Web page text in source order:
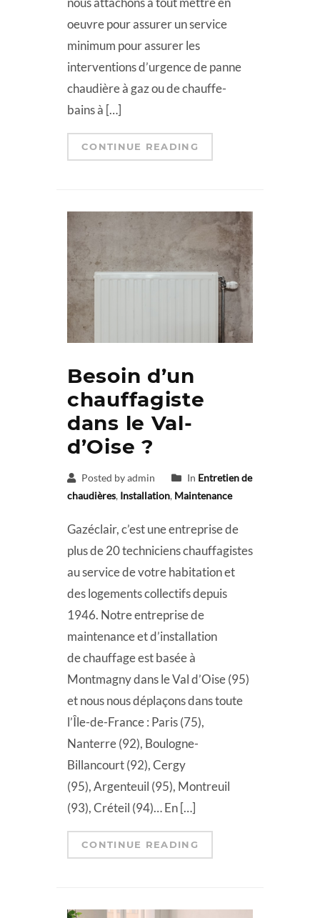
oeuvre pour assurer un service
minimum pour assurer les
interventions d’urgence de panne
chaudière à gaz ou de chauffe-
bains à […]
CONTINUE READING
Besoin d’un
chauffagiste
dans le Val-
d’Oise ?
Posted by admin In Entretien de
chaudières, Installation, Maintenance
Gazéclair, c’est une entreprise de
plus de 20 techniciens chauffagistes
au service de votre habitation et
des logements collectifs depuis
1946. Notre entreprise de
maintenance et d’installation
de chauffage est basée à
Montmagny dans le Val d’Oise (95)
et nous nous déplaçons dans toute
l’Île-de-France : Paris (75),
Nanterre (92), Boulogne-
Billancourt (92), Cergy
(95), Argenteuil (95), Montreuil
(93), Créteil (94)… En […]
CONTINUE READING